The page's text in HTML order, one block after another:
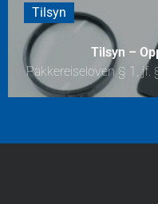
Tilsyn
Tilsyn –
Pakkereiseloven § 1, jf.